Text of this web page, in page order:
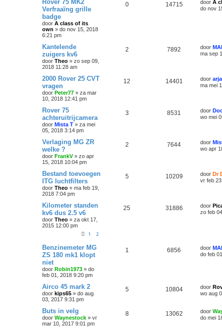
Rover 75 MK2
Verfraaïng grille
badge
door A class of its
own » do nov 15, 2018
6:21 pm
0 14715 door A
do nov
Kantelende
zuigers kv6
door Theo » zo sep 09,
2018 11:28 am
2 7892 door
ma sep
2000 Rover 25 CVT
vragen
door Peter77 » za mar
10, 2018 12:41 pm
12 14401 door
ma mei
Rover 75
achteruitrijcamera
door Mista T » za mei
05, 2018 3:14 pm
3 8531 door
wo mei
Verlaging MG ZR
welke ?
door FrankV» zo apr
15, 2018 10:04 pm
2 7644 door
wo apr
Bestand toevoegen
ITG luchtfilters
door Theo » ma feb 19,
2018 7:04 pm
5 10209 door Dr
vr feb
Kilometer standen
kv6 dus 2.5 v6
door Theo » za okt 17,
2015 12:00 pm
1 2
25 31886 door
zo feb
Benzinemeter MG
ZS 180 mk1 klopt
niet
door Robin1973 » do
feb 01, 2018 9:20 pm
1 6856 door
do feb
Airco 45 mark 2
door kips65 » do aug
03, 2017 9:31 pm
5 10804 door
wo aug
Buts in velg
door Waynestock » vr
mar 10, 2017 9:01 pm
8 13062 door
do mei